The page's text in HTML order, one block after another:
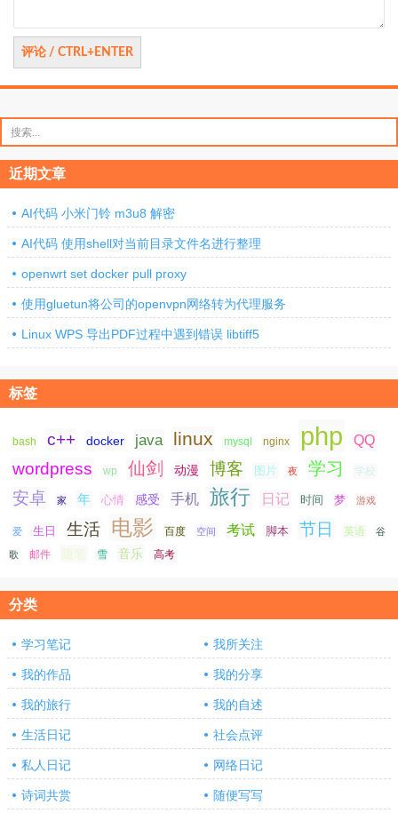
索：
近期文章
AI代码 小米门铃 m3u8 解密
AI代码 使用shell对当前目录文件名进行整理
openwrt set docker pull proxy
使用gluetun将公司的openvpn网络转为代理服务
Linux WPS 导出PDF过程中遇到错误 libtiff5
标签
bash c++ docker java linux mysql nginx php QQ
wordpress wp 仙剑 动漫 博客 图片 夜 学习 学校
安卓 家 年 心情 感受 手机 旅行 日记 时间 梦 游戏
爱 生日 生活 电影 百度 空间 考试 脚本 节日 英语 谷
歌 邮件 随笔 雪 音乐 高考
分类
学习笔记 我所关注
我的作品 我的分享
我的旅行 我的自述
生活日记 社会点评
私人日记 网络日记
诗词共赏 随便写写